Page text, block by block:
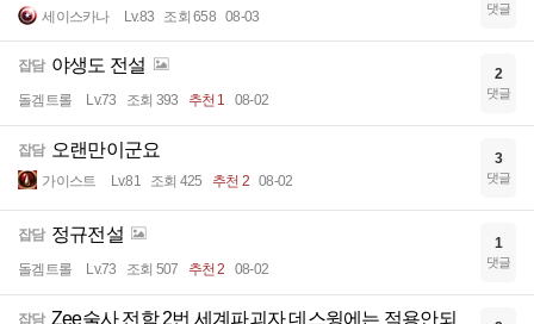
세이스카나 Lv.83 조회 658 08-03 댓글
잡담 야생도 전설
돌겜트롤 Lv.73 조회 393 추천 1 08-02
2
댓글
잡담 오랜만이군요
가이스트 Lv.81 조회 425 추천 2 08-02
3
댓글
잡담 정규전설
돌겜트롤 Lv.73 조회 507 추천 2 08-02
1
댓글
잡담 Zee술사 전함 2번 세계파괴자 데스윙에는 적용안되